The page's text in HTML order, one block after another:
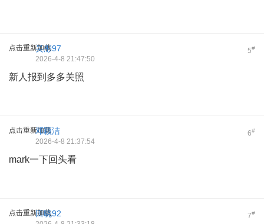
点击重新加载 5#
吴彤97
2026-4-8 21:47:50
新人报到多多关照
点击重新加载 6#
邓颖洁
2026-4-8 21:37:54
mark一下回头看
点击重新加载 7#
田晓92